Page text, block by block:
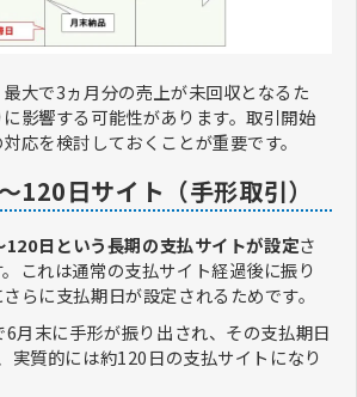
大で3ヵ月分の売上が未回収となるた
影響する可能性があります。取引開始
応を検討しておくことが重要です。
120日サイト（手形取引）
120日という長期の支払サイトが設定さ
これは通常の支払サイト経過後に振り
らに支払期日が設定されるためです。
月末に手形が振り出され、その支払期日
実質的には約120日の支払サイトになり